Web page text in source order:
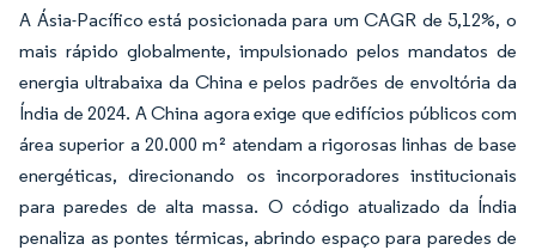
A Ásia-Pacífico está posicionada para um CAGR de 5,12%, o
mais rápido globalmente, impulsionado pelos mandatos de
energia ultrabaixa da China e pelos padrões de envoltória da
Índia de 2024. A China agora exige que edifícios públicos com
área superior a 20.000 m² atendam a rigorosas linhas de base
energéticas, direcionando os incorporadores institucionais
para paredes de alta massa. O código atualizado da Índia
penaliza as pontes térmicas, abrindo espaço para paredes de